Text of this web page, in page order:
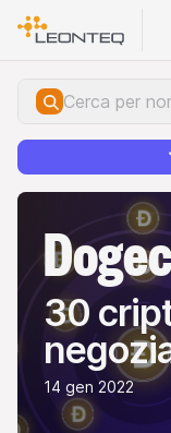
30
14 gen 2022